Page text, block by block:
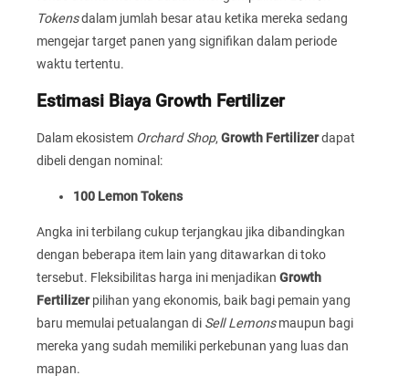
Tokensdalam jumlah besar atau ketika mereka sedang
mengejar target panen yang signifikan dalam periode
waktu tertentu.
Estimasi Biaya Growth Fertilizer
Dalam ekosistem Orchard Shop, Growth Fertilizerdapat
dibeli dengan nominal:
100 Lemon Tokens
Angka ini terbilang cukup terjangkau jika dibandingkan
dengan beberapa item lain yang ditawarkan di toko
tersebut. Fleksibilitas harga ini menjadikan Growth
Fertilizerpilihan yang ekonomis, baik bagi pemain yang
baru memulai petualangan di Sell Lemonsmaupun bagi
mereka yang sudah memiliki perkebunan yang luas dan
mapan.